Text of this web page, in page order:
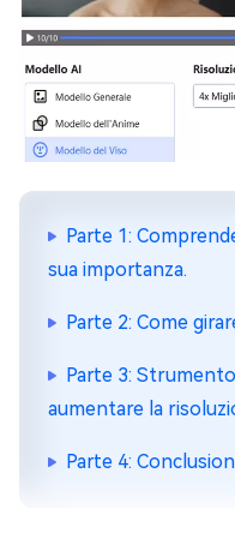
Parte 1:
sua importanza.
Parte 2: Come
Parte 3:
aumentare la
Parte 4: